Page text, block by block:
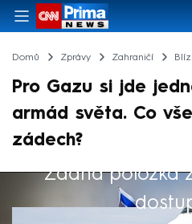
Domů Zprávy Zahraničí
Pro Gazu si jde
armád světa. Co
zádech?
Žádná položka
Výběr redakce